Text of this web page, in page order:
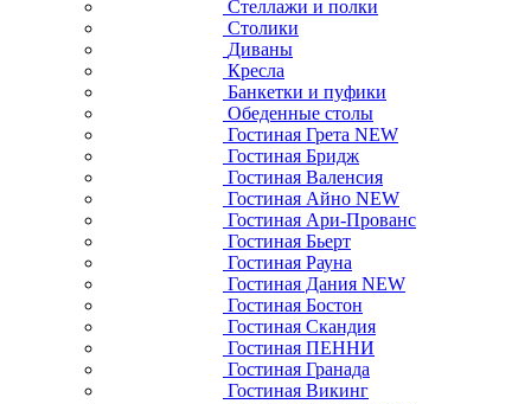
Стеллажи и полки
Столики
Диваны
Кресла
Банкетки и пуфики
Обеденные столы
Гостиная Грета NEW
Гостиная Бридж
Гостиная Валенсия
Гостиная Айно NEW
Гостиная Ари-Прованс
Гостиная Бьерт
Гостиная Рауна
Гостиная Дания NEW
Гостиная Бостон
Гостиная Скандия
Гостиная ПЕННИ
Гостиная Гранада
Гостиная Викинг